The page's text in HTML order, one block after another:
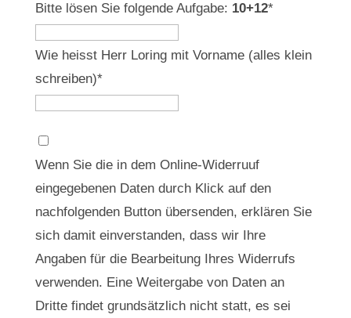
Bitte lösen Sie folgende Aufgabe: 10+12*
Wie heisst Herr Loring mit Vorname (alles klein
schreiben)*
Wenn Sie die in dem Online-Widerruuf
eingegebenen Daten durch Klick auf den
nachfolgenden Button übersenden, erklären Sie
sich damit einverstanden, dass wir Ihre
Angaben für die Bearbeitung Ihres Widerrufs
verwenden. Eine Weitergabe von Daten an
Dritte findet grundsätzlich nicht statt, es sei